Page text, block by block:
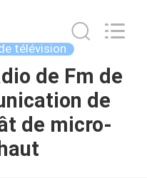
télévision
de Fm de
de
de micro-